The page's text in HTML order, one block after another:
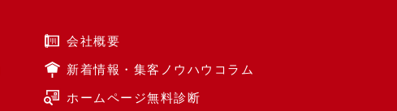
会社概要
新着情報・集客ノウハウコラム
ホームページ無料診断